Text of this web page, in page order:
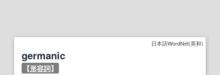
日本語WordNet(英和)
germanic
【形容詞】